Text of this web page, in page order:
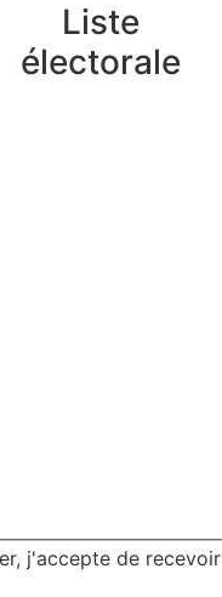
Liste
électorale
j'accepte de recevoir